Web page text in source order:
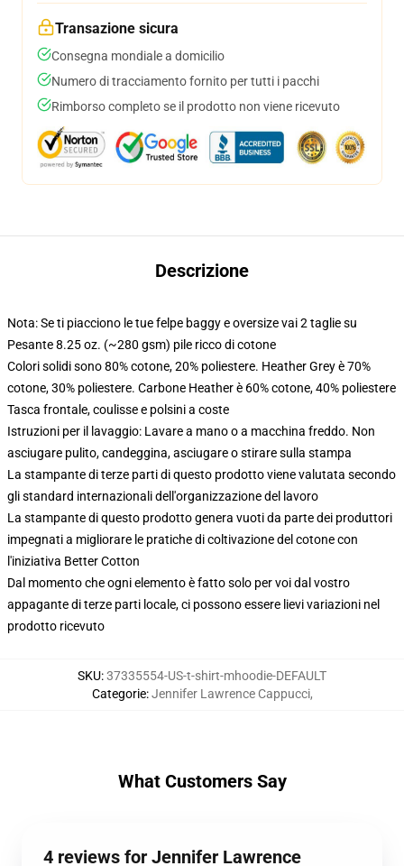
Transazione sicura
Consegna mondiale a domicilio
Numero di tracciamento fornito per tutti i pacchi
Rimborso completo se il prodotto non viene ricevuto
Descrizione
Nota: Se ti piacciono le tue felpe baggy e oversize vai 2 taglie su
Pesante 8.25 oz. (~280 gsm) pile ricco di cotone
Colori solidi sono 80% cotone, 20% poliestere. Heather Grey è 70%
cotone, 30% poliestere. Carbone Heather è 60% cotone, 40% poliestere
Tasca frontale, coulisse e polsini a coste
Istruzioni per il lavaggio: Lavare a mano o a macchina freddo. Non
asciugare pulito, candeggina, asciugare o stirare sulla stampa
La stampante di terze parti di questo prodotto viene valutata secondo
gli standard internazionali dell'organizzazione del lavoro
La stampante di questo prodotto genera vuoti da parte dei produttori
impegnati a migliorare le pratiche di coltivazione del cotone con
l'iniziativa Better Cotton
Dal momento che ogni elemento è fatto solo per voi dal vostro
appagante di terze parti locale, ci possono essere lievi variazioni nel
prodotto ricevuto
SKU:37335554-US-t-shirt-mhoodie-DEFAULT
Categorie:Jennifer Lawrence Cappucci,
What Customers Say
4 reviews for Jennifer Lawrence